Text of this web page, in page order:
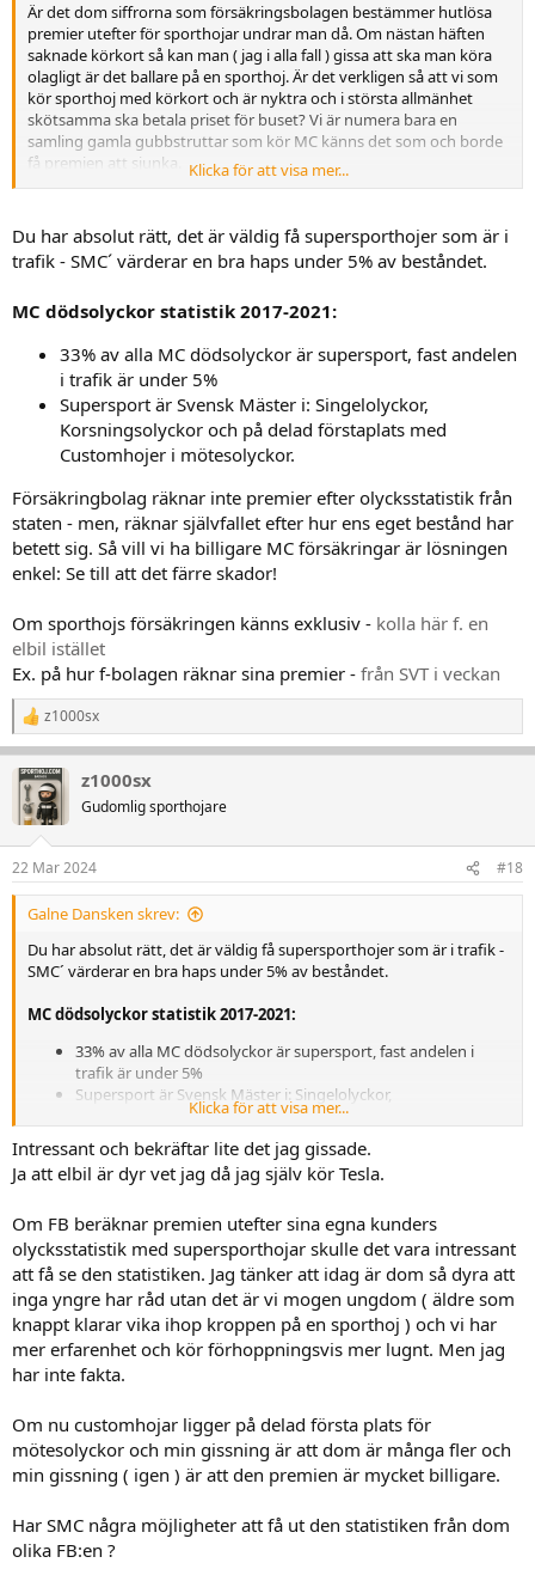
Är det dom siffrorna som försäkringsbolagen bestämmer hutlösa
premier utefter för sporthojar undrar man då. Om nästan häften
saknade körkort så kan man ( jag i alla fall ) gissa att ska man köra
olagligt är det ballare på en sporthoj. Är det verkligen så att vi som
kör sporthoj med körkort och är nyktra och i största allmänhet
skötsamma ska betala priset för buset? Vi är numera bara en
samling gamla gubbstruttar som kör MC känns det som och borde
få premien att sjunka.
föraren hade körkort och var nykter. Jag menar att sannolikheten
borde vara större att Adventure hojar och Glidarhojar står för fler
olyckor än sporthojar som knappt någon kör.
Nä, jag e skeptisk mot försäkringsbolagens hysteri mor R-hojar,
Klicka för att visa mer...
Du har absolut rätt, det är väldig få supersporthojer som är i
trafik - SMC´ värderar en bra haps under 5% av beståndet.
MC dödsolyckor statistik 2017-2021:
33% av alla MC dödsolyckor är supersport, fast andelen
i trafik är under 5%
Supersport är Svensk Mäster i: Singelolyckor,
Korsningsolyckor och på delad förstaplats med
Customhojer i mötesolyckor.
Försäkringbolag räknar inte premier efter olycksstatistik från
staten - men, räknar självfallet efter hur ens eget bestånd har
betett sig. Så vill vi ha billigare MC försäkringar är lösningen
enkel: Se till att det färre skador!
Om sporthojs försäkringen känns exklusiv - kolla här f. en
elbil istället
Ex. på hur f-bolagen räknar sina premier - från SVT i veckan
R
e
a
k
t
e
r
z1000sx
z1000sx
Gudomlig sporthojare
22 Mar 2024 #18
Galne Dansken skrev:
Du har absolut rätt, det är väldig få supersporthojer som är i trafik -
SMC´ värderar en bra haps under 5% av beståndet.
MC dödsolyckor statistik 2017-2021:
33% av alla MC dödsolyckor är supersport, fast andelen i
trafik är under 5%
Supersport är Svensk Mäster i: Singelolyckor,
Korsningsolyckor och på delad förstaplats med Customhojer
i mötesolyckor.
Försäkringbolag räknar inte premier efter olycksstatistik från staten
vill vi ha billigare MC försäkringar är lösningen enkel: Se till att det
färre skador!
Om sporthojs försäkringen känns exklusiv -kolla här f. en elbil
istället
Ex. på hur f-bolagen räknar sina premier -från SVT i veckan
Klicka för att visa mer...
Intressant och bekräftar lite det jag gissade.
Ja att elbil är dyr vet jag då jag själv kör Tesla.
Om FB beräknar premien utefter sina egna kunders
olycksstatistik med supersporthojar skulle det vara intressant
att få se den statistiken. Jag tänker att idag är dom så dyra att
inga yngre har råd utan det är vi mogen ungdom ( äldre som
knappt klarar vika ihop kroppen på en sporthoj ) och vi har
mer erfarenhet och kör förhoppningsvis mer lugnt. Men jag
har inte fakta.
Om nu customhojar ligger på delad första plats för
mötesolyckor och min gissning är att dom är många fler och
min gissning ( igen ) är att den premien är mycket billigare.
Har SMC några möjligheter att få ut den statistiken från dom
olika FB:en ?